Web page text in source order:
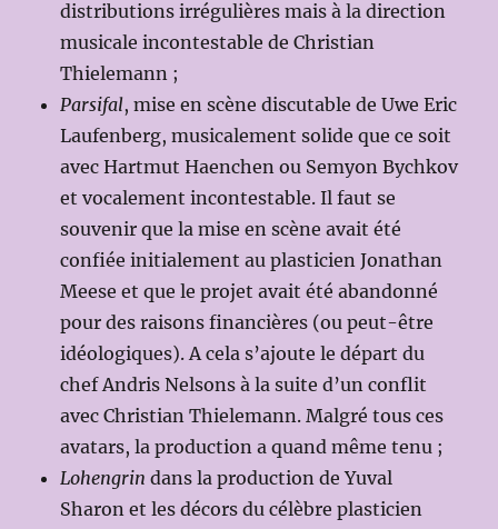
distributions irrégulières mais à la direction
musicale incontestable de Christian
Thielemann ;
Parsifal, mise en scène discutable de Uwe Eric
Laufenberg, musicalement solide que ce soit
avec Hartmut Haenchen ou Semyon Bychkov
et vocalement incontestable. Il faut se
souvenir que la mise en scène avait été
confiée initialement au plasticien Jonathan
Meese et que le projet avait été abandonné
pour des raisons financières (ou peut-être
idéologiques). A cela s’ajoute le départ du
chef Andris Nelsons à la suite d’un conflit
avec Christian Thielemann. Malgré tous ces
avatars, la production a quand même tenu ;
Lohengrin dans la production de Yuval
Sharon et les décors du célèbre plasticien